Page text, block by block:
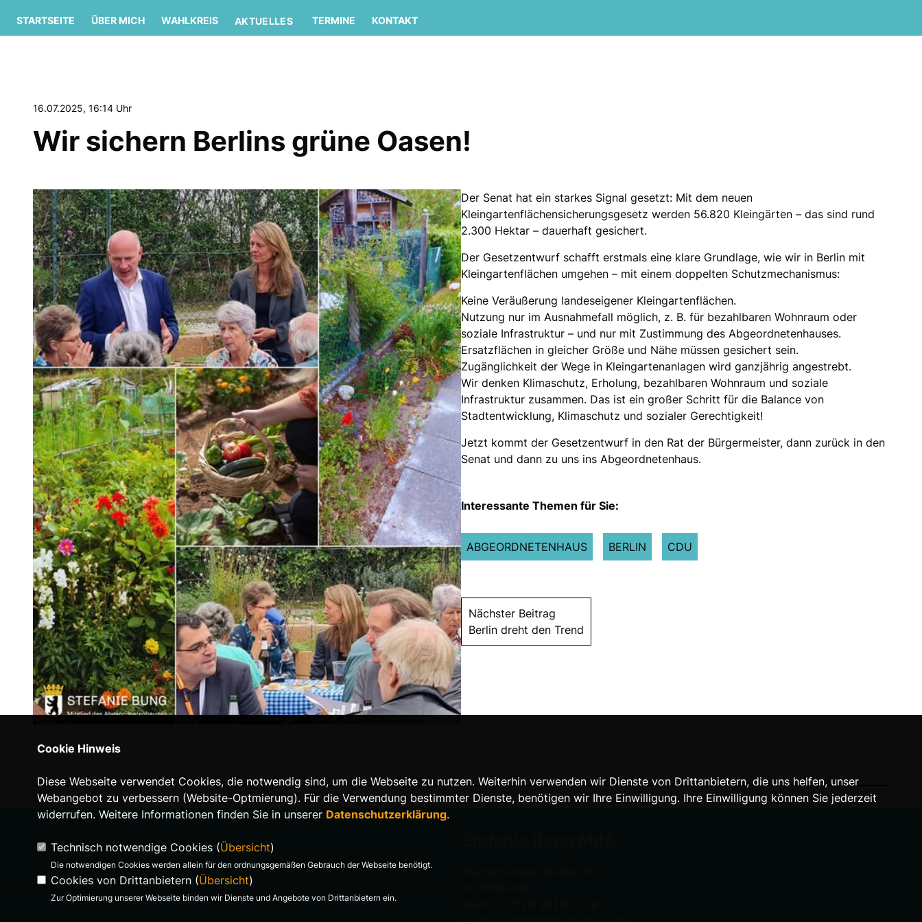
STARTSEITE ÜBER MICH WAHLKREIS AKTUELLES TERMINE KONTAKT
16.07.2025, 16:14 Uhr
Wir sichern Berlins grüne Oasen!
Der Senat hat ein starkes Signal gesetzt: Mit dem neuen
Kleingartenflächensicherungsgesetz werden 56.820 Kleingärten – das sind rund
2.300 Hektar – dauerhaft gesichert.
Der Gesetzentwurf schafft erstmals eine klare Grundlage, wie wir in Berlin mit
Kleingartenflächen umgehen – mit einem doppelten Schutzmechanismus:
Keine Veräußerung landeseigener Kleingartenflächen.
Nutzung nur im Ausnahmefall möglich, z. B. für bezahlbaren Wohnraum oder
soziale Infrastruktur – und nur mit Zustimmung des Abgeordnetenhauses.
Ersatzflächen in gleicher Größe und Nähe müssen gesichert sein.
Zugänglichkeit der Wege in Kleingartenanlagen wird ganzjährig angestrebt.
Wir denken Klimaschutz, Erholung, bezahlbaren Wohnraum und soziale
Infrastruktur zusammen. Das ist ein großer Schritt für die Balance von
Stadtentwicklung, Klimaschutz und sozialer Gerechtigkeit!
Jetzt kommt der Gesetzentwurf in den Rat der Bürgermeister, dann zurück in den
Senat und dann zu uns ins Abgeordnetenhaus.
Interessante Themen für Sie:
ABGEORDNETENHAUS BERLIN CDU
Nächster Beitrag
Berlin dreht den Trend
Cookie Hinweis
Diese Webseite verwendet Cookies, die notwendig sind, um die Webseite zu nutzen. Weiterhin verwenden wir Dienste von Drittanbietern, die uns helfen, unser
Webangebot zu verbessern (Website-Optmierung). Für die Verwendung bestimmter Dienste, benötigen wir Ihre Einwilligung. Ihre Einwilligung können Sie jederzeit
widerrufen. Weitere Informationen finden Sie in unserer Datenschutzerklärung.
Technisch notwendige Cookies (Übersicht)
Die notwendigen Cookies werden allein für den ordnungsgemäßen Gebrauch der Webseite benötigt.
Cookies von Drittanbietern (Übersicht)
Zur Optimierung unserer Webseite binden wir Dienste und Angebote von Drittanbietern ein.